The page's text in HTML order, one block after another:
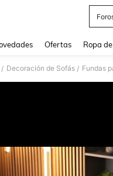
Ofertas Ropa
/ Decoración de Sofás / Fundas